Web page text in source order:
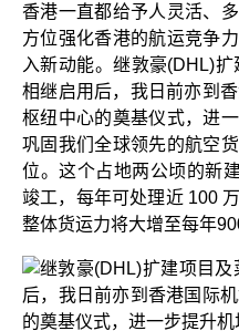
香港一直都给予人灵活、
方位强化香港的航运竞争
入新动能。继敦豪(DHL)
相继启用后，我日前亦到
枢纽中心的奠基仪式，进
巩固我们全球领先的航空
位。这个占地两公顷的新
竣工，每年可处理近 100
整体货运力将大增至每年